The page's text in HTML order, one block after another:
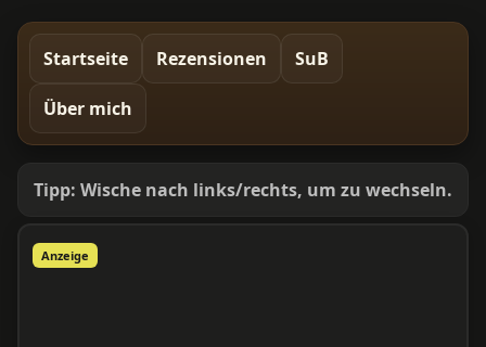
Startseite Rezensionen SuB
Über mich
Tipp: Wische nach links/rechts, um zu wechseln.
Anzeige